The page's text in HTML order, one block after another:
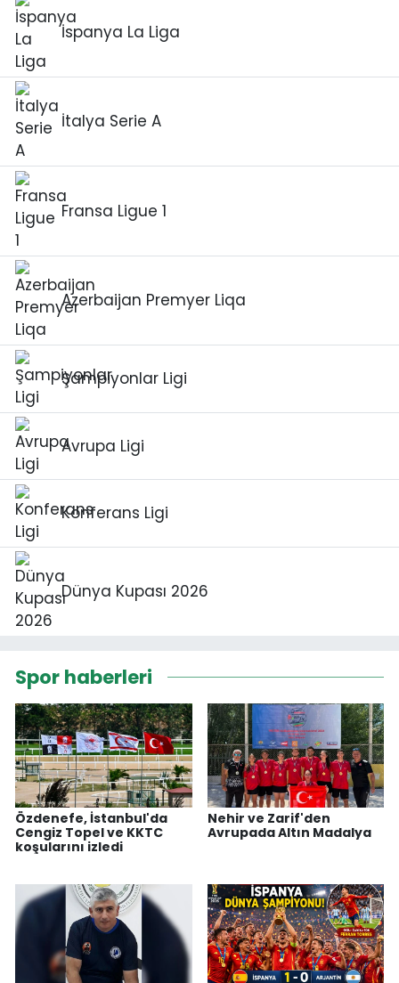
İspanya La Liga
İtalya Serie A
Fransa Ligue 1
Azerbaijan Premyer Liqa
Şampiyonlar Ligi
Avrupa Ligi
Konferans Ligi
Dünya Kupası 2026
Spor haberleri
Özdenefe, İstanbul'da
Cengiz Topel ve KKTC
koşularını izledi
Nehir ve Zarif'den
Avrupada Altın Madalya